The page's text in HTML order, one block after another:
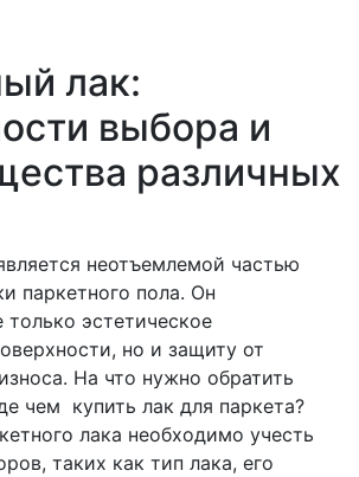
лак:
выбора и
различных
неотъемлемой частью
паркетного пола. Он
только эстетическое
но и защиту от
На что нужно обратить
чем купить лак для паркета?
лака необходимо учесть
таких как тип лака, его